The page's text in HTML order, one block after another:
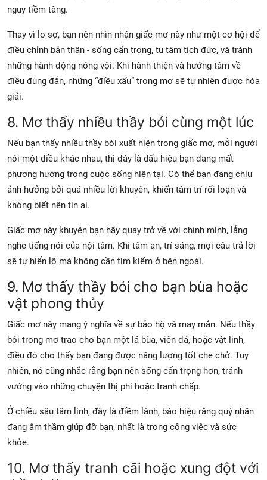
nguy tiềm tàng.
Thay vì lo sợ, bạn nên nhìn nhận giấc mơ này như một cơ hội để
điều chỉnh bản thân - sống cẩn trọng, tu tâm tích đức, và tránh
những hành động nóng vội. Khi hành thiện và hướng tâm về
điều đúng đắn, những “điều xấu” trong mơ sẽ tự nhiên được hóa
giải.
8. Mơ thấy nhiều thầy bói cùng một lúc
Nếu bạn thấy nhiều thầy bói xuất hiện trong giấc mơ, mỗi người
nói một điều khác nhau, thì đây là dấu hiệu bạn đang mất
phương hướng trong cuộc sống hiện tại. Có thể bạn đang chịu
ảnh hưởng bởi quá nhiều lời khuyên, khiến tâm trí rối loạn và
không biết nên tin ai.
Giấc mơ này khuyên bạn hãy quay trở về với chính mình, lắng
nghe tiếng nói của nội tâm. Khi tâm an, trí sáng, mọi câu trả lời
sẽ tự hiển lộ mà không cần tìm kiếm ở bên ngoài.
9. Mơ thấy thầy bói cho bạn bùa hoặc
vật phong thủy
Giấc mơ này mang ý nghĩa về sự bảo hộ và may mắn. Nếu thầy
bói trong mơ trao cho bạn một lá bùa, viên đá, hoặc vật linh,
điều đó cho thấy bạn đang được năng lượng tốt che chở. Tuy
nhiên, nó cũng nhắc rằng bạn nên sống cẩn trọng hơn, tránh
vướng vào những chuyện thị phi hoặc tranh chấp.
Ở chiều sâu tâm linh, đây là điềm lành, báo hiệu rằng quý nhân
đang âm thầm giúp đỡ bạn, nhất là trong công việc và sức
khỏe.
10. Mơ thấy tranh cãi hoặc xung đột với